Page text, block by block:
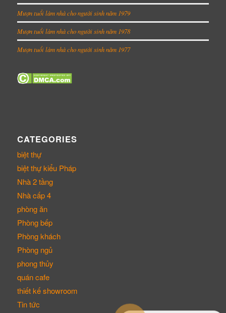
Mượn tuổi làm nhà cho người sinh năm 1979
Mượn tuổi làm nhà cho người sinh năm 1978
Mượn tuổi làm nhà cho người sinh năm 1977
CATEGORIES
biệt thự
biệt thự kiểu Pháp
Nhà 2 tầng
Nhà cấp 4
phòng ăn
Phòng bếp
Phòng khách
Phòng ngủ
phong thủy
quán cafe
thiết kế showroom
Tin tức